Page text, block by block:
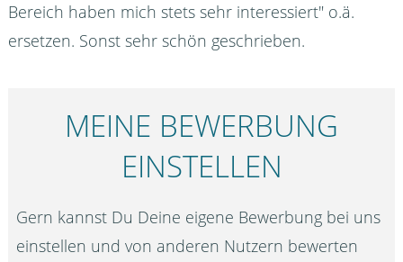
Bereich haben mich stets sehr interessiert" o.ä.
ersetzen. Sonst sehr schön geschrieben.
MEINE BEWERBUNG
EINSTELLEN
Gern kannst Du Deine eigene Bewerbung bei uns
einstellen und von anderen Nutzern bewerten